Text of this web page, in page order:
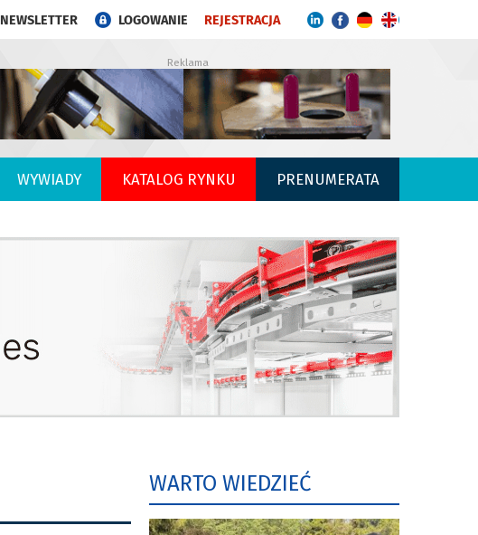
NEWSLETTER LOGOWANIE REJESTRACJA
Reklama
WYWIADY KATALOG RYNKU PRENUMERATA
WARTO WIEDZIEĆ